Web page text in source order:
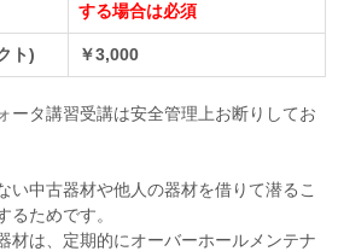
する場合は必須
ト) ￥3,000
ータ講習受講は安全管理上お断りしてお
い中古器材や他人の器材を借りて潜るこ
るためです。
材は、定期的にオーバーホールメンテナ